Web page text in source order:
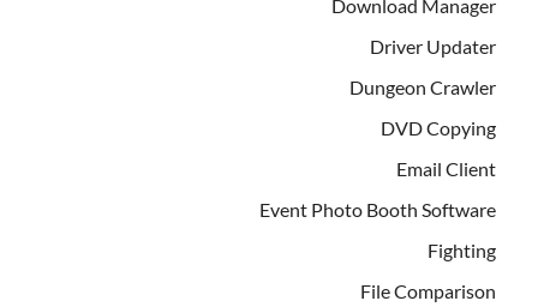
Download Manager
Driver Updater
Dungeon Crawler
DVD Copying
Email Client
Event Photo Booth Software
Fighting
File Comparison